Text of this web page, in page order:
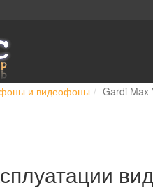
и видеофоны Gardi Max